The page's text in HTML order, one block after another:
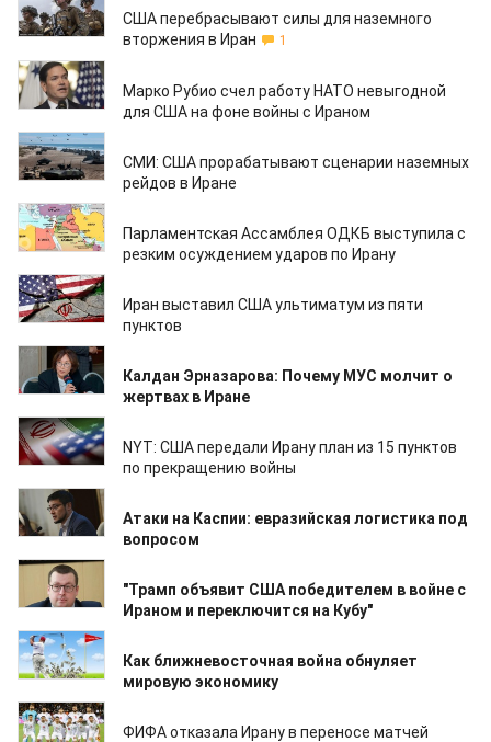
США перебрасывают силы для наземного
вторжения в Иран
1
01.04.2026
Марко Рубио счел работу НАТО невыгодной
для США на фоне войны с Ираном
30.03.2026
СМИ: США прорабатывают сценарии наземных
рейдов в Иране
27.03.2026
Парламентская Ассамблея ОДКБ выступила с
резким осуждением ударов по Ирану
26.03.2026
Иран выставил США ультиматум из пяти
пунктов
26.03.2026
Калдан Эрназарова: Почему МУС молчит о
жертвах в Иране
25.03.2026
NYT: США передали Ирану план из 15 пунктов
по прекращению войны
24.03.2026
Атаки на Каспии: евразийская логистика под
вопросом
23.03.2026
"Трамп объявит США победителем в войне с
Ираном и переключится на Кубу"
23.03.2026
Как ближневосточная война обнуляет
мировую экономику
18.03.2026
ФИФА отказала Ирану в переносе матчей